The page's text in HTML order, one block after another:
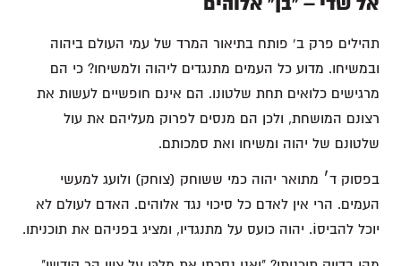
תהילים פרק ב' פותח בתיאור המרד של עמי העולם ביהוה
ובמשיחו. מדוע כל העמים מתנגדים ליהוה ולמשיחו? כי הם
מרגישים כלואים תחת שלטונו. הם אינם חופשיים לעשות את
רצונם המושחת, ולכן הם מנסים לפרוק מעליהם את עול
שלטונם של יהוה ומשיחו ואת סמכותם.
בפסוק ד׳ מתואר יהוה כמי ששוחק (צוחק) ולועג למעשי
העמים. הרי אין לאדם כל סיכוי נגד אלוהים. האדם לעולם לא
יוכל להביסוֹ. יהוה כועס על מתנגדיו, ומציג בפניהם את תוכניתו.